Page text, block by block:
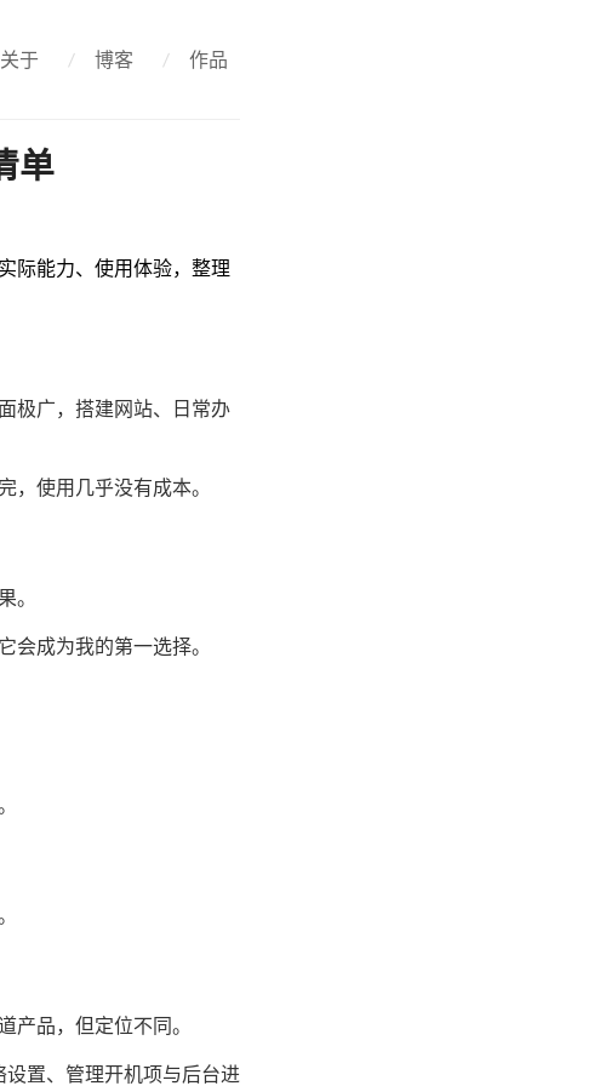
关于 / 博客 / 作品
单
际能力、使用体验，整理
极广，搭建网站、日常办
，使用几乎没有成本。
。
会成为我的第一选择。
产品，但定位不同。
置、管理开机项与后台进